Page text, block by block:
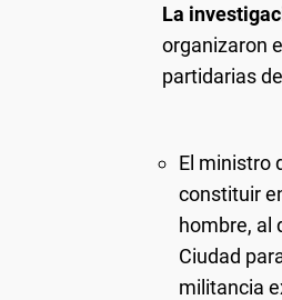
La
organizaron
partidarias
El ministro
constituir
hombre, al
Ciudad
militancia